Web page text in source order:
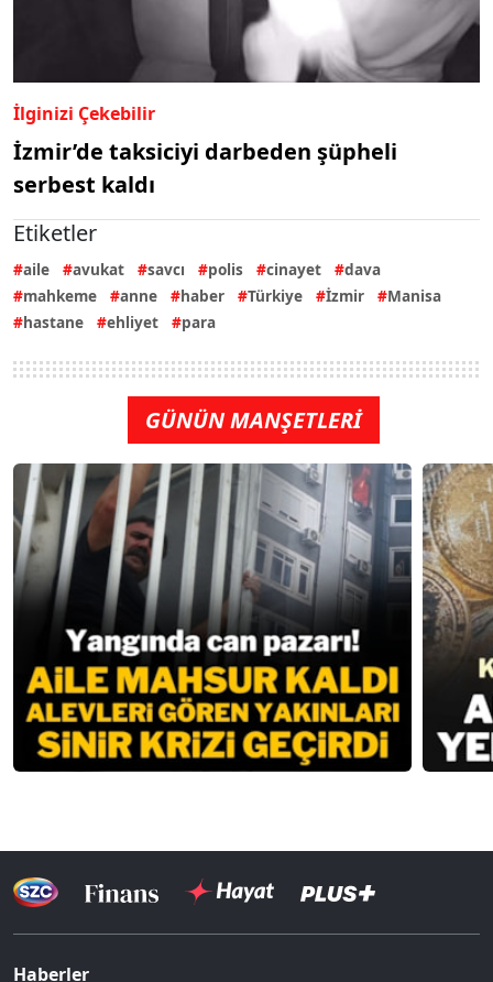
İlginizi Çekebilir
İzmir’de taksiciyi darbeden şüpheli
serbest kaldı
Etiketler
aile avukat savcı polis cinayet
dava
mahkeme
anne haber Türkiye İzmir
Manisa
hastane
ehliyet para
GÜNÜN MANŞETLERİ
Haberler